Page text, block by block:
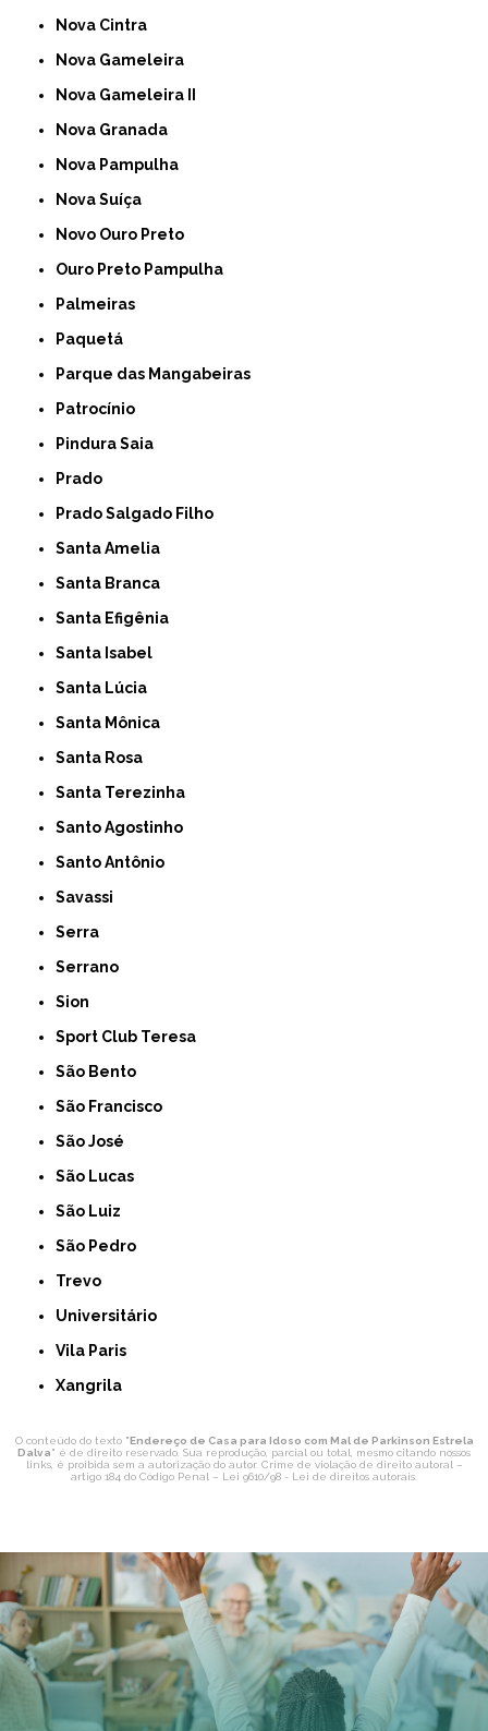
Nova Cintra
Nova Gameleira
Nova Gameleira II
Nova Granada
Nova Pampulha
Nova Suíça
Novo Ouro Preto
Ouro Preto Pampulha
Palmeiras
Paquetá
Parque das Mangabeiras
Patrocínio
Pindura Saia
Prado
Prado Salgado Filho
Santa Amelia
Santa Branca
Santa Efigênia
Santa Isabel
Santa Lúcia
Santa Mônica
Santa Rosa
Santa Terezinha
Santo Agostinho
Santo Antônio
Savassi
Serra
Serrano
Sion
Sport Club Teresa
São Bento
São Francisco
São José
São Lucas
São Luiz
São Pedro
Trevo
Universitário
Vila Paris
Xangrila
O conteúdo do texto "Endereço de Casa para Idoso com Mal de Parkinson Estrela
Dalva" é de direito reservado. Sua reprodução, parcial ou total, mesmo citando nossos
links, é proibida sem a autorização do autor. Crime de violação de direito autoral –
artigo 184 do Código Penal – Lei 9610/98 - Lei de direitos autorais